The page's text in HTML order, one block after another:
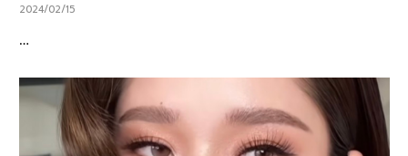
2024/02/15
…